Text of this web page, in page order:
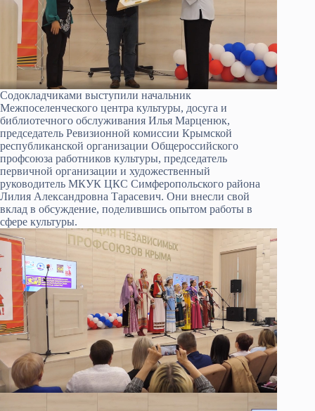
Содокладчиками выступили начальник
Межпоселенческого центра культуры, досуга и
библиотечного обслуживания Илья Марценюк,
председатель Ревизионной комиссии Крымской
республиканской организации Общероссийского
профсоюза работников культуры, председатель
первичной организации и художественный
руководитель МКУК ЦКС Симферопольского района
Лилия Александровна Тарасевич. Они внесли свой
вклад в обсуждение, поделившись опытом работы в
сфере культуры.